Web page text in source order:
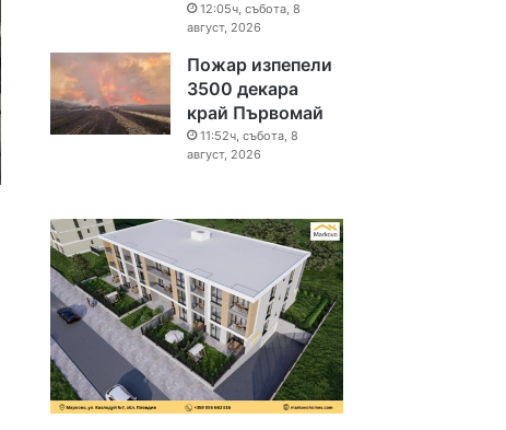
12:05ч, събота, 8
август, 2026
Пожар изпепели
3500 декара
край Първомай
11:52ч, събота, 8
август, 2026